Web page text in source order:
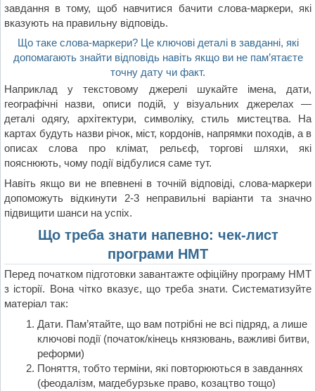
завдання в тому, щоб навчитися бачити слова-маркери, які
вказують на правильну відповідь.
Що таке слова-маркери? Це ключові деталі в завданні, які
допомагають знайти відповідь навіть якщо ви не пам’ятаєте
точну дату чи факт.
Наприклад у текстовому джерелі шукайте імена, дати,
географічні назви, описи подій, у візуальних джерелах —
деталі одягу, архітектури, символіку, стиль мистецтва. На
картах будуть назви річок, міст, кордонів, напрямки походів, а в
описах слова про клімат, рельєф, торгові шляхи, які
пояснюють, чому події відбулися саме тут.
Навіть якщо ви не впевнені в точній відповіді, слова-маркери
допоможуть відкинути 2-3 неправильні варіанти та значно
підвищити шанси на успіх.
Що треба знати напевно: чек-лист
програми НМТ
Перед початком підготовки завантажте офіційну програму НМТ
з історії. Вона чітко вказує, що треба знати. Систематизуйте
матеріал так:
Дати. Пам’ятайте, що вам потрібні не всі підряд, а лише
ключові події (початок/кінець князювань, важливі битви,
реформи)
Поняття, тобто терміни, які повторюються в завданнях
(феодалізм, магдебурзьке право, козацтво тощо)